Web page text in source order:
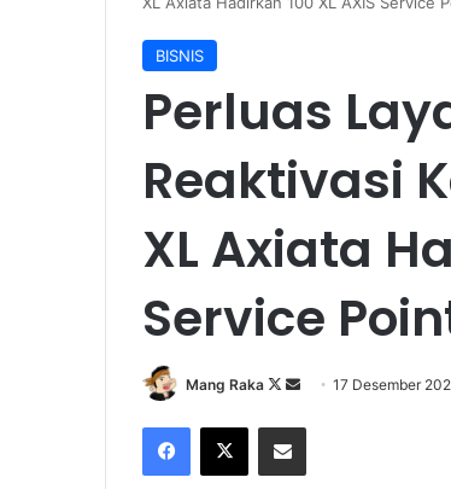
BISNIS
Perluas
Reaktivasi
XL Axiata
Service
Mang Raka
Follow
X
Send17 Desember
Facebook
X Share via Email